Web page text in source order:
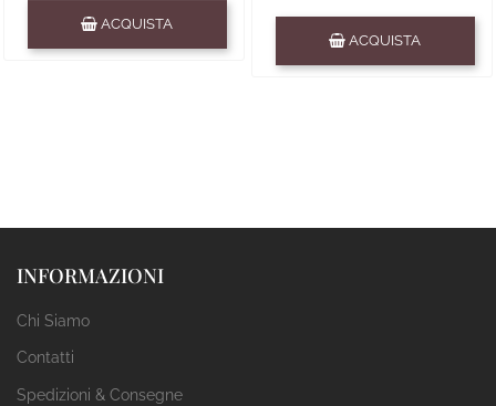
ACQUISTA
ACQUISTA
INFORMAZIONI
Chi Siamo
Contatti
Spedizioni & Consegne